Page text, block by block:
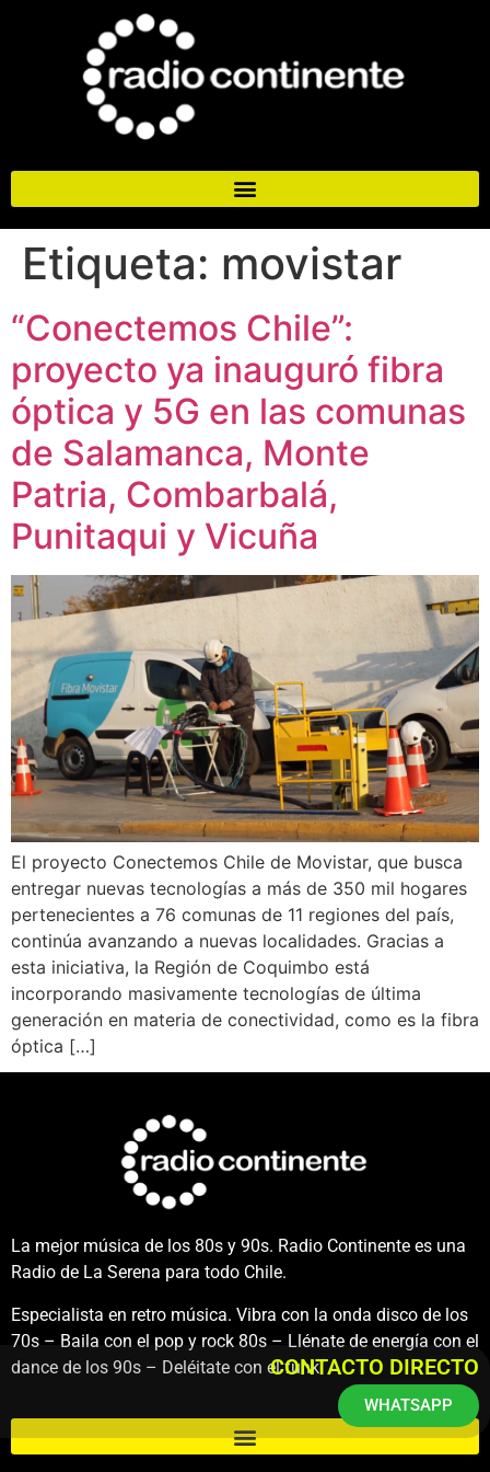
Etiqueta: movistar
“Conectemos Chile”:
proyecto ya inauguró fibra
óptica y 5G en las comunas
de Salamanca, Monte
Patria, Combarbalá,
Punitaqui y Vicuña
El proyecto Conectemos Chile de Movistar, que busca
entregar nuevas tecnologías a más de 350 mil hogares
pertenecientes a 76 comunas de 11 regiones del país,
continúa avanzando a nuevas localidades. Gracias a
esta iniciativa, la Región de Coquimbo está
incorporando masivamente tecnologías de última
generación en materia de conectividad, como es la fibra
óptica […]
La mejor música de los 80s y 90s. Radio Continente es una
Radio de La Serena para todo Chile.
Especialista en retro música. Vibra con la onda disco de los
70s – Baila con el pop y rock 80s – Llénate de energía con el
dance de los 90s – Deléitate con el funk.CONTACTO DIRECTO
WHATSAPP